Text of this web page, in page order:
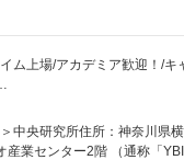
。
て研究開発に取り組んでい
クとけだすティーバッグ』の
事業にとらわれない新しいア
は月20時間以内です。（
イム上場/アカデミア歓迎！/キ
究機関との共同研究の推進
能な資料の作成、論文の執筆
中央研究所住所：神奈川県
業センター2階 （通称「